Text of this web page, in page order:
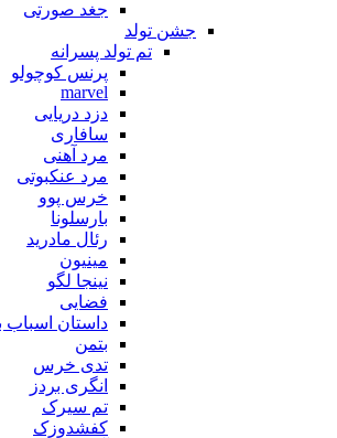
جغد صورتی
جشن تولد
تم تولد پسرانه
پرنس کوچولو
marvel
دزد دریایی
سافاری
مرد آهنی
مرد عنکبوتی
خرس پوو
بارسلونا
رئال مادرید
مینیون
نینجا لگو
فضایی
داستان اسباب
بتمن
تدی خرس
انگری بردز
تم سیرک
کفشدوزک